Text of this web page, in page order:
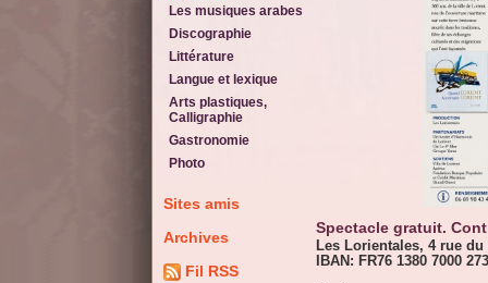
Les musiques arabes
Discographie
Littérature
Langue et lexique
Arts plastiques,
Calligraphie
Gastronomie
Photo
Sites amis
Archives
Fil RSS
Spectacle gratuit.
Les Lorientales, 4 rue
IBAN: FR76 1380 7000